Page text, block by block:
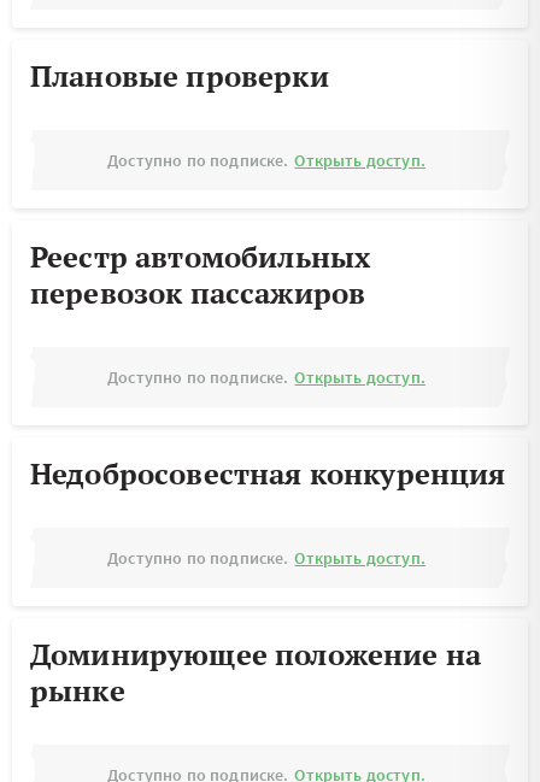
Плановые проверки
Доступно по подписке. Открыть доступ.
Реестр автомобильных
перевозок пассажиров
Доступно по подписке. Открыть доступ.
Недобросовестная конкуренция
Доступно по подписке. Открыть доступ.
Доминирующее положение на
рынке
Доступно по подписке. Открыть доступ.